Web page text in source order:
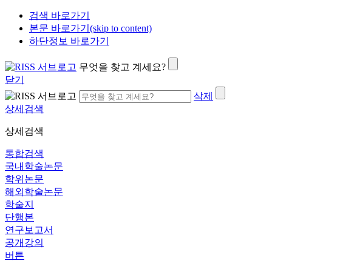
검색 바로가기
본문 바로가기(skip to content)
하단정보 바로가기
무엇을 찾고 계세요?
닫기
삭제
상세검색
상세검색
통합검색
국내학술논문
학위논문
해외학술논문
학술지
단행본
연구보고서
공개강의
버튼